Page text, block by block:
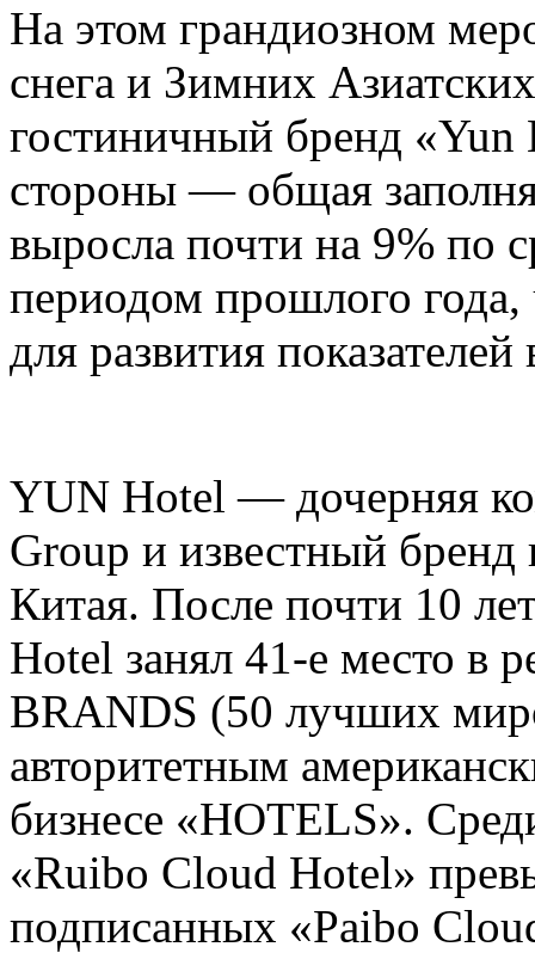
На этом грандиозном
снега и Зимних
гостиничный бренд «Yun
стороны — общая
выросла почти на 9% по
периодом прошлого
для развития показателей
YUN Hotel — дочерняя
Group и известный
Китая. После почти 10
Hotel занял 41-е место в
BRANDS (50 лучших
авторитетным
бизнесе «HOTELS».
«Ruibo Cloud Hotel»
подписанных «Paibo